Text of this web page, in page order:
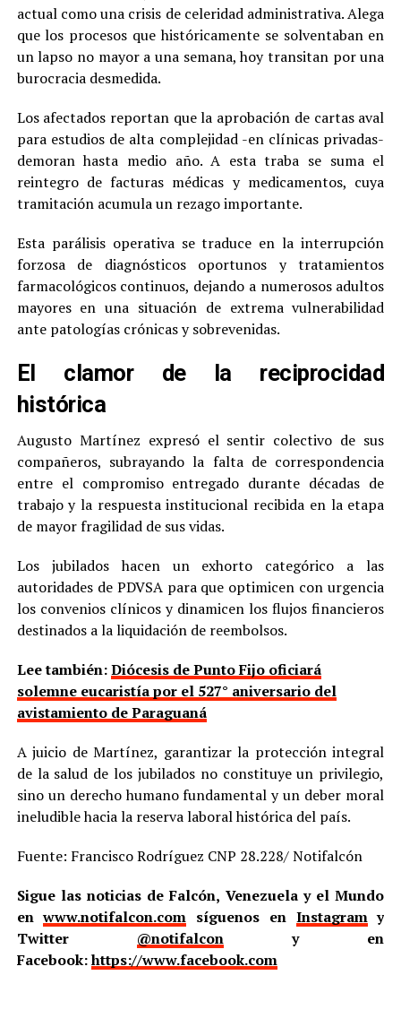
actual como una crisis de celeridad administrativa. Alega
que los procesos que históricamente se solventaban en
un lapso no mayor a una semana, hoy transitan por una
burocracia desmedida.
Los afectados reportan que la aprobación de cartas aval
para estudios de alta complejidad -en clínicas privadas-
demoran hasta medio año. A esta traba se suma el
reintegro de facturas médicas y medicamentos, cuya
tramitación acumula un rezago importante.
Esta parálisis operativa se traduce en la interrupción
forzosa de diagnósticos oportunos y tratamientos
farmacológicos continuos, dejando a numerosos adultos
mayores en una situación de extrema vulnerabilidad
ante patologías crónicas y sobrevenidas.
El clamor de la reciprocidad
histórica
Augusto Martínez expresó el sentir colectivo de sus
compañeros, subrayando la falta de correspondencia
entre el compromiso entregado durante décadas de
trabajo y la respuesta institucional recibida en la etapa
de mayor fragilidad de sus vidas.
Los jubilados hacen un exhorto categórico a las
autoridades de PDVSA para que optimicen con urgencia
los convenios clínicos y dinamicen los flujos financieros
destinados a la liquidación de reembolsos.
Lee también:Diócesis de Punto Fijo oficiará
solemne eucaristía por el 527° aniversario del
avistamiento de Paraguaná
A juicio de Martínez, garantizar la protección integral
de la salud de los jubilados no constituye un privilegio,
sino un derecho humano fundamental y un deber moral
ineludible hacia la reserva laboral histórica del país.
Fuente: Francisco Rodríguez CNP 28.228/ Notifalcón
Sigue las noticias de Falcón, Venezuela y el Mundo
enwww.notifalcon.com síguenos en Instagramy
Twitter @notifalcony en
Facebook:https://www.facebook.com